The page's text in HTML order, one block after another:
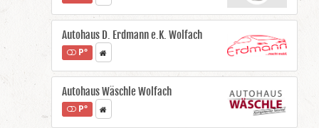
Autohaus D. Erdmann e.K. Wolfach
P°
Autohaus Wäschle Wolfach
P°